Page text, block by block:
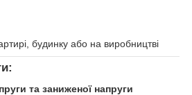
будинку або на виробництві
та заниженої напруги